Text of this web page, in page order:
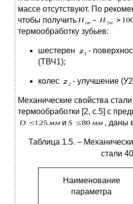
массе отсутствуют. По
чтобы получить
термообработку зубьев:
шестерен
-
(ТВЧ1);
колес - улучшение
Механические свойства
термообработки [2, с.5] с
и
, даны
Таблица 1.5. –
стали
Наименование
параметра